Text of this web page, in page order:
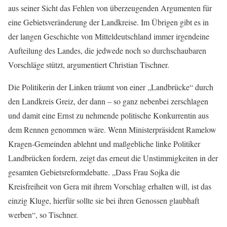
aus seiner Sicht das Fehlen von überzeugenden Argumenten für
eine Gebietsveränderung der Landkreise. Im Übrigen gibt es in
der langen Geschichte von Mitteldeutschland immer irgendeine
Aufteilung des Landes, die jedwede noch so durchschaubaren
Vorschläge stützt, argumentiert Christian Tischner.
Die Politikerin der Linken träumt von einer „Landbrücke“ durch
den Landkreis Greiz, der dann – so ganz nebenbei zerschlagen
und damit eine Ernst zu nehmende politische Konkurrentin aus
dem Rennen genommen wäre. Wenn Ministerpräsident Ramelow
Kragen-Gemeinden ablehnt und maßgebliche linke Politiker
Landbrücken fordern, zeigt das erneut die Unstimmigkeiten in der
gesamten Gebietsreformdebatte. „Dass Frau Sojka die
Kreisfreiheit von Gera mit ihrem Vorschlag erhalten will, ist das
einzig Kluge, hierfür sollte sie bei ihren Genossen glaubhaft
werben“, so Tischner.